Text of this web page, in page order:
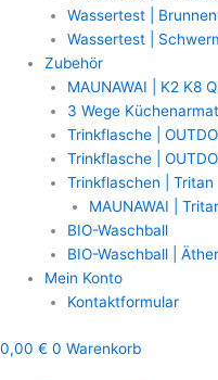
Wassertest |
Wassertest |
Zubehör
MAUNAWAI | K2 K8
3 Wege
Trinkflasche |
Trinkflasche |
Trinkflaschen | Tritan
MAUNAWAI |
BIO-Waschball
BIO-Waschball |
Mein Konto
Kontaktformular
0,00 € 0 Warenkorb